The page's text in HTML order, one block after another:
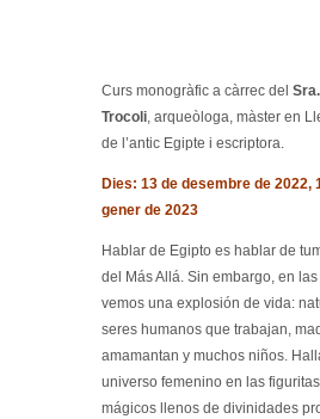
Curs monogràfic a càrrec del
Trocoli, arqueòloga, màster en
de l’antic Egipte i escriptora.
Dies: 13 de desembre de 2022,
gener de 2023
Hablar de Egipto es hablar de
del Más Allá. Sin embargo, en
vemos una explosión de vida:
seres humanos que trabajan,
amamantan y muchos niños.
universo femenino en las
mágicos llenos de divinidades